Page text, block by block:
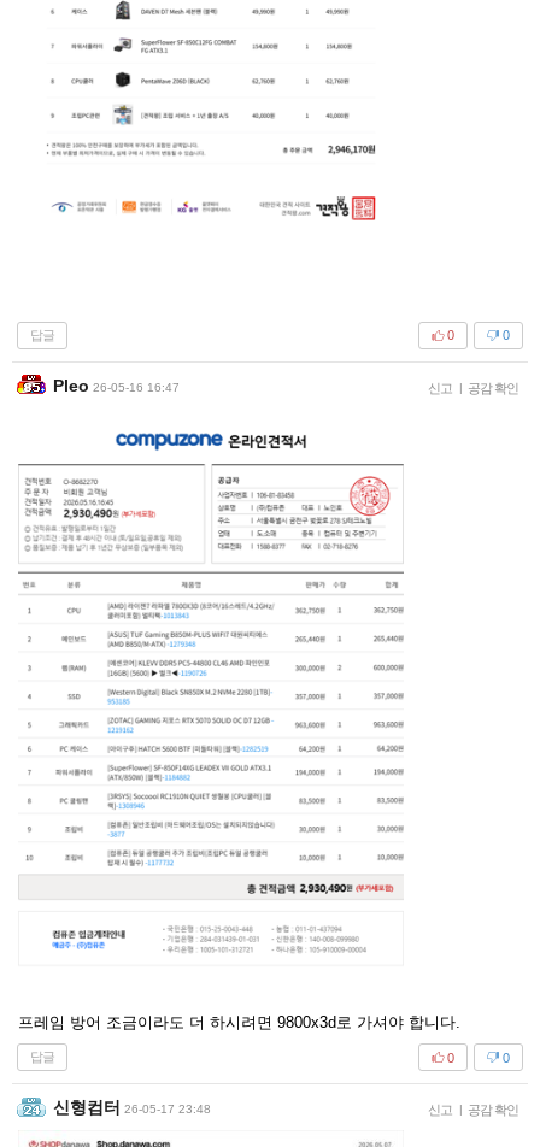
답글 0
0
Pleo 26-05-16 16:47 신고 | 공감 확인
프레임 방어 조금이라도 더 하시려면 9800x3d로 가셔야 합니다.
답글 0
0
신형컴터 26-05-17 23:48 신고 공감 확인